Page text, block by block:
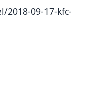
09-17-kfc-